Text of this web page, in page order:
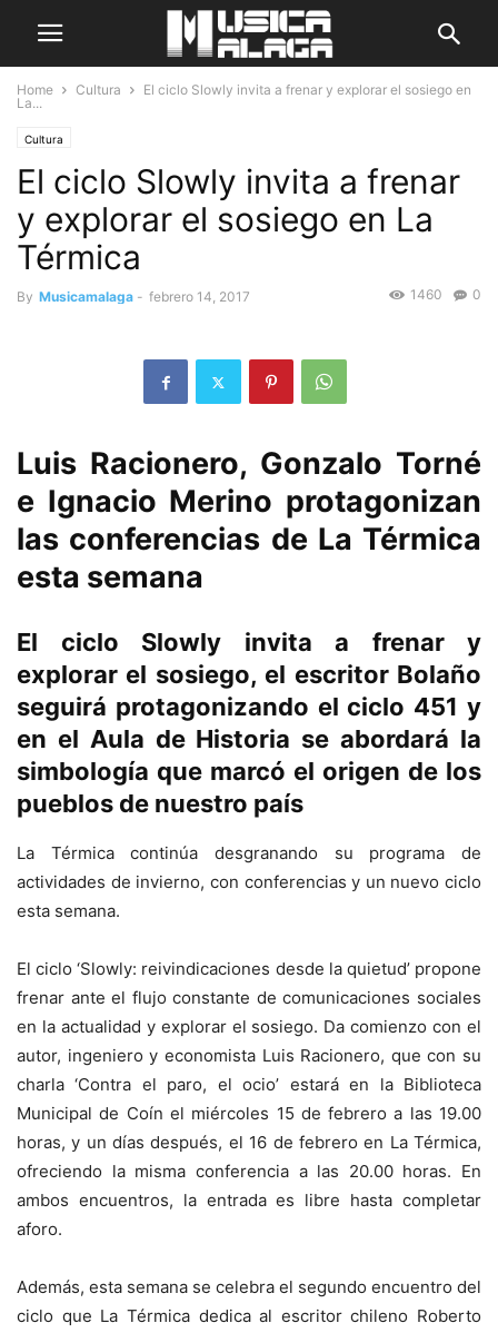
Home Cultura
El ciclo Slowly invita a frenar y explorar el sosiego en
La...
Cultura
El ciclo Slowly invita a frenar
y explorar el sosiego en La
Térmica
By Musicamalaga - febrero 14, 2017 0
1460
Luis Racionero, Gonzalo Torné
e Ignacio Merino protagonizan
las conferencias de La Térmica
esta semana
El ciclo Slowly invita a frenar y
explorar el sosiego, el escritor Bolaño
seguirá protagonizando el ciclo 451 y
en el Aula de Historia se abordará la
simbología que marcó el origen de los
pueblos de nuestro país
La Térmica continúa desgranando su programa de
actividades de invierno, con conferencias y un nuevo ciclo
esta semana.
El ciclo ‘Slowly: reivindicaciones desde la quietud’ propone
frenar ante el flujo constante de comunicaciones sociales
en la actualidad y explorar el sosiego. Da comienzo con el
autor, ingeniero y economista Luis Racionero, que con su
charla ‘Contra el paro, el ocio’ estará en la Biblioteca
Municipal de Coín el miércoles 15 de febrero a las 19.00
horas, y un días después, el 16 de febrero en La Térmica,
ofreciendo la misma conferencia a las 20.00 horas. En
ambos encuentros, la entrada es libre hasta completar
aforo.
Además, esta semana se celebra el segundo encuentro del
ciclo que La Térmica dedica al escritor chileno Roberto